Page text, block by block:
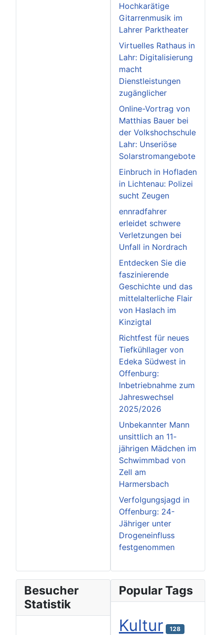
Hochkarätige
Gitarrenmusik im
Lahrer Parktheater
Virtuelles Rathaus in
Lahr: Digitalisierung
macht
Dienstleistungen
zugänglicher
Online-Vortrag von
Matthias Bauer bei
der Volkshochschule
Lahr: Unseriöse
Solarstromangebote
Einbruch in Hofladen
in Lichtenau: Polizei
sucht Zeugen
ennradfahrer
erleidet schwere
Verletzungen bei
Unfall in Nordrach
Entdecken Sie die
faszinierende
Geschichte und das
mittelalterliche Flair
von Haslach im
Kinzigtal
Richtfest für neues
Tiefkühllager von
Edeka Südwest in
Offenburg:
Inbetriebnahme zum
Jahreswechsel
2025/2026
Unbekannter Mann
unsittlich an 11-
jährigen Mädchen im
Schwimmbad von
Zell am
Harmersbach
Verfolgungsjagd in
Offenburg: 24-
Jähriger unter
Drogeneinfluss
festgenommen
Besucher
Statistik
Popular Tags
Kultur 128